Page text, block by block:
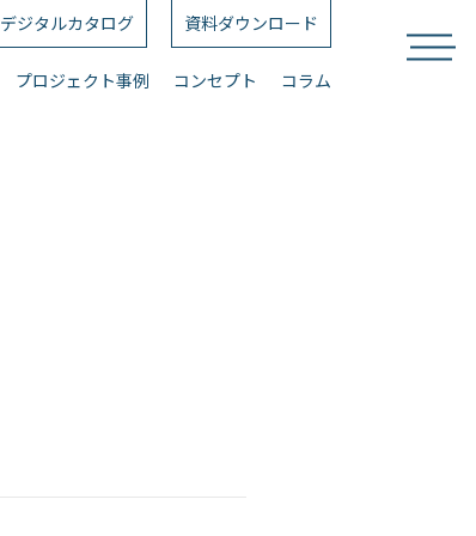
デジタルカタログ 資料ダウンロード
プロジェクト事例 コンセプト コラム